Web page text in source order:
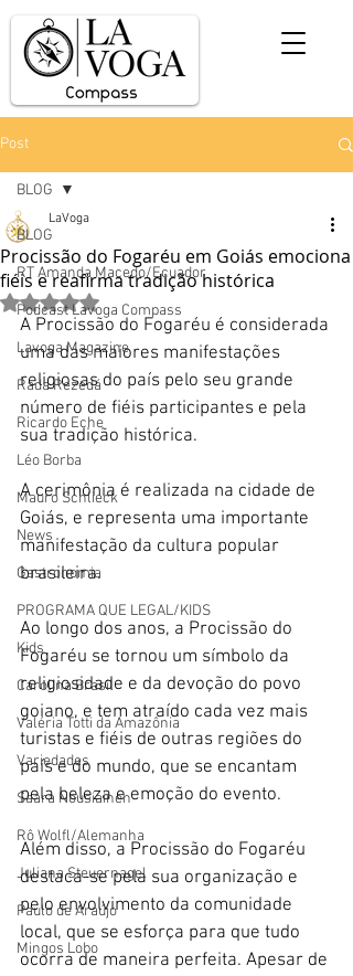
Post
BLOG
RT Amanda Macedo/Ecuador
Podcast Lavoga Compass
Lavoga Magazine
Rada Rezedá
Ricardo Eche
Léo Borba
Mauro Schlieck
News
Gastronomia
PROGRAMA QUE LEGAL/KIDS
Kids
Carolina Brasil
Valéria Totti da Amazônia
Variedades
Saara Nousiainen
Rô Wolfl/Alemanha
Juliana Steuernagel
Paulo de Araújo
Mingos Lobo
BLOG
Procissão do Fogaréu em Goiás emociona
fiéis e reafirma tradição histórica
LaVoga
Avaliado com NaN de 5 estrelas.
A Procissão do Fogaréu é considerada
uma das maiores manifestações
religiosas do país pelo seu grande
número de fiéis participantes e pela
sua tradição histórica.
A cerimônia é realizada na cidade de
Goiás, e representa uma importante
manifestação da cultura popular
brasileira.
Ao longo dos anos, a Procissão do
Fogaréu se tornou um símbolo da
religiosidade e da devoção do povo
goiano, e tem atraído cada vez mais
turistas e fiéis de outras regiões do
país e do mundo, que se encantam
pela beleza e emoção do evento.
Além disso, a Procissão do Fogaréu
destaca-se pela sua organização e
pelo envolvimento da comunidade
local, que se esforça para que tudo
ocorra de maneira perfeita. Apesar de